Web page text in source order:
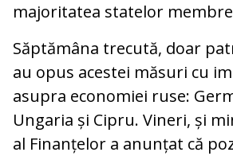
majoritatea statelor membre
Săptămâna trecută, doar
au opus acestei măsuri cu
asupra economiei ruse:
Ungaria și Cipru. Vineri, și
al Finanțelor a anunțat că